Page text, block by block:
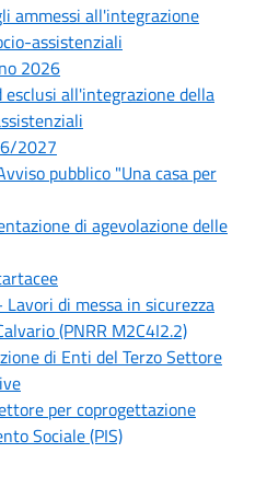
ammessi all'integrazione
assistenziali
2026
esclusi all'integrazione della
2027
pubblico "Una casa per
di agevolazione delle
di messa in sicurezza
(PNRR M2C4I2.2)
di Enti del Terzo Settore
per coprogettazione
Sociale (PIS)